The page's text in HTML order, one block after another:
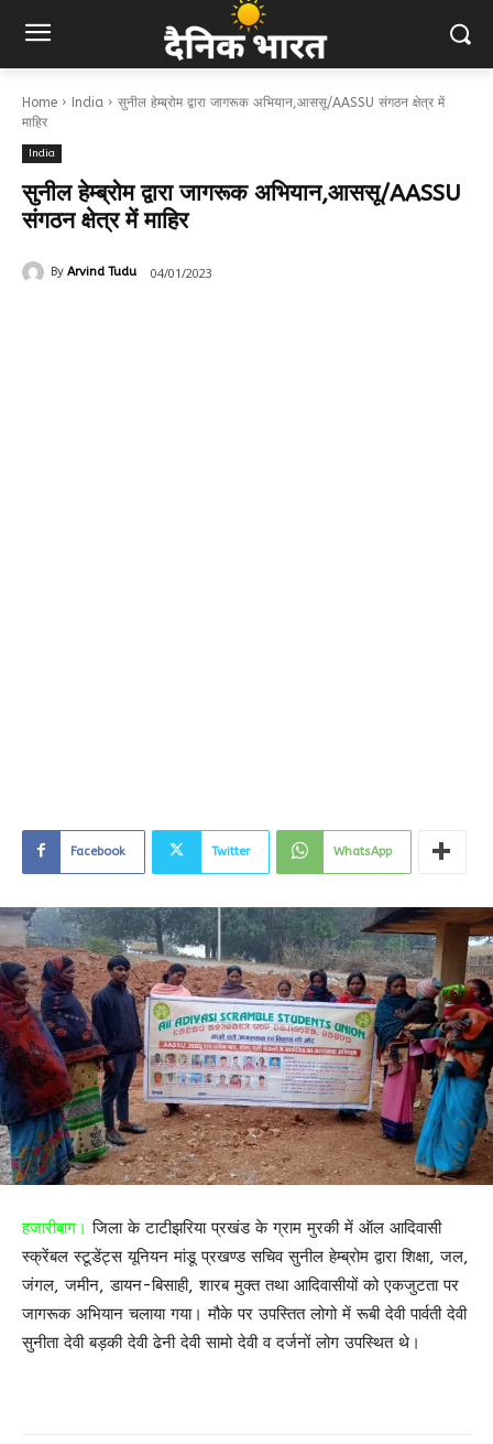
Home India
सुनील हेम्ब्रोम द्वारा जागरूक अभियान,आससू/AASSU संगठन क्षेत्र में
माहिर
India
सुनील हेम्ब्रोम द्वारा जागरूक अभियान,आससू/AASSU
संगठन क्षेत्र में माहिर
By Arvind Tudu 04/01/2023
Facebook Twitter WhatsApp
हजारीबाग। जिला के टाटीझरिया प्रखंड के ग्राम मुरकी में ऑल आदिवासी
स्क्रेंबल स्टूडेंट्स यूनियन मांडू प्रखण्ड सचिव सुनील हेम्ब्रोम द्वारा शिक्षा, जल,
जंगल, जमीन, डायन-बिसाही, शारब मुक्त तथा आदिवासीयों को एकजुटता पर
जागरूक अभियान चलाया गया। मौके पर उपस्तित लोगो में रूबी देवी पार्वती देवी
सुनीता देवी बड़की देवी ढेनी देवी सामो देवी व दर्जनों लोग उपस्थित थे।